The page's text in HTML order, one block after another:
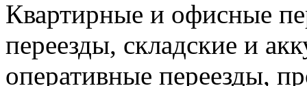
Квартирные и офисные
переезды, складские и
оперативные переезды,